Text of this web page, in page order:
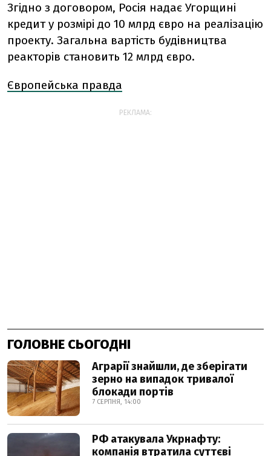
Згідно з договором, Росія надає Угорщині
кредит у розмірі до 10 млрд євро на реалізацію
проекту. Загальна вартість будівництва
реакторів становить 12 млрд євро.
Європейська правда
РЕКЛАМА:
ГОЛОВНЕ СЬОГОДНІ
Аграрії знайшли, де зберігати
зерно на випадок тривалої
блокади портів
7 СЕРПНЯ, 14:00
РФ атакувала Укрнафту:
компанія втратила суттєві